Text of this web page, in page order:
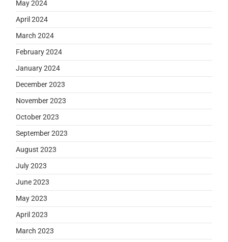
May 2024
April 2024
March 2024
February 2024
January 2024
December 2023
November 2023
October 2023
September 2023
August 2023
July 2023
June 2023
May 2023
April 2023
March 2023